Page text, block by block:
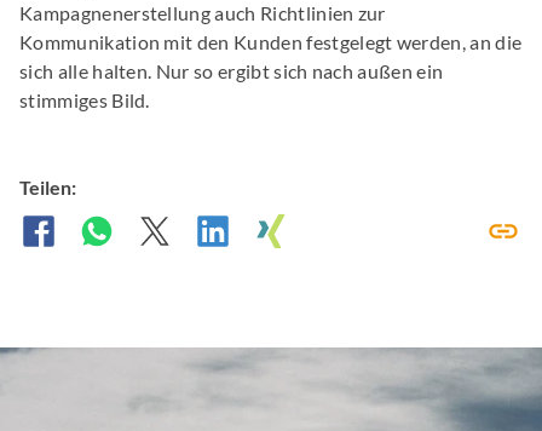
Kampagnenerstellung auch Richtlinien zur
Kommunikation mit den Kunden festgelegt werden, an die
sich alle halten. Nur so ergibt sich nach außen ein
stimmiges Bild.
Teilen: